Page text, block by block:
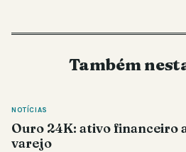
Também
NOTÍCIAS
Ouro 24K: ativo financeiro
varejo